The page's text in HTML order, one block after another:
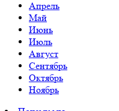
Апрель
Май
Июнь
Июль
Август
Сентябрь
Октябрь
Ноябрь